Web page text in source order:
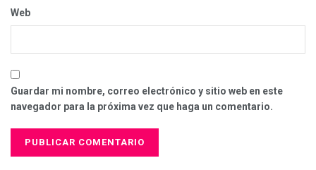
Web
Guardar mi nombre, correo electrónico y sitio web en este
navegador para la próxima vez que haga un comentario.